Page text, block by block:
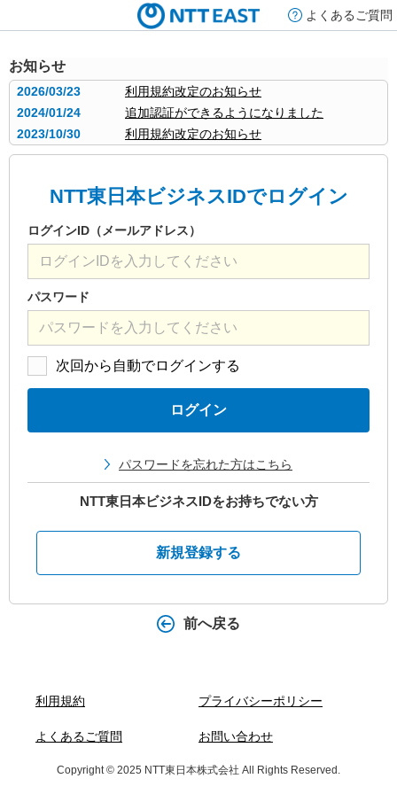
よくあるご質問
お知らせ
2026/03/23
利用規約改定のお知らせ
2024/01/24
追加認証ができるようになりました
2023/10/30
利用規約改定のお知らせ
NTT東日本ビジネスIDでログイン
ログインID（メールアドレス）
パスワード
次回から自動でログインする
パスワードを忘れた方はこちら
NTT東日本ビジネスIDをお持ちでない方
新規登録する
前へ戻る
利用規約 プライバシーポリシー
よくあるご質問 お問い合わせ
Copyright © 2025 NTT東日本株式会社 All Rights Reserved.